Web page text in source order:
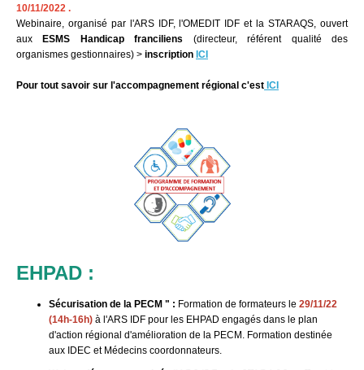
10/11/2022 .
Webinaire, organisé par l'ARS IDF, l'OMEDIT IDF et la STARAQS, ouvert
aux
ESMS Handicap franciliens (directeur, référent qualité des
organismes gestionnaires) > inscription ICI
Pour tout savoir sur l'accompagnement régional c'est ICI
EHPAD :
Sécurisation de la PECM " : Formation de formateurs le 29/11/22
(14h-16h) à l'ARS IDF pour les EHPAD engagés dans le plan
d'action régional d'amélioration de la PECM. Formation destinée
aux IDEC et Médecins coordonnateurs.